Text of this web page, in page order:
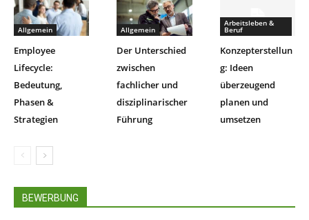
Allgemein
Employee
Lifecycle:
Bedeutung,
Phasen &
Strategien
Allgemein
Der Unterschied
zwischen
fachlicher und
disziplinarischer
Führung
Arbeitsleben &
Beruf
Konzepterstellun
g: Ideen
überzeugend
planen und
umsetzen
BEWERBUNG